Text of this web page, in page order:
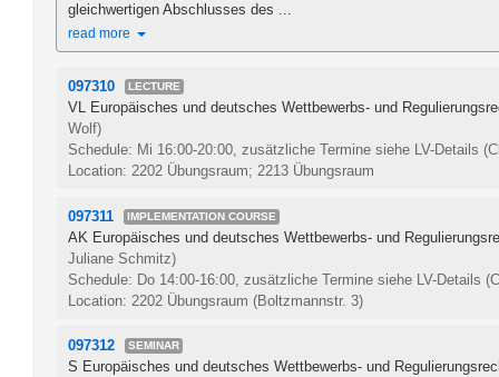
gleichwertigen Abschlusses des ...
read more
097310 LECTURE
VL Europäisches und deutsches Wettbewerbs- und
Wolf)
Schedule: Mi 16:00-20:00, zusätzliche Termine siehe LV-Details
Location: 2202 Übungsraum; 2213 Übungsraum
097311 IMPLEMENTATION COURSE
AK Europäisches und deutsches Wettbewerbs- und
Juliane Schmitz)
Schedule: Do 14:00-16:00, zusätzliche Termine siehe LV-Details
Location: 2202 Übungsraum (Boltzmannstr. 3)
097312 SEMINAR
S Europäisches und deutsches Wettbewerbs- und